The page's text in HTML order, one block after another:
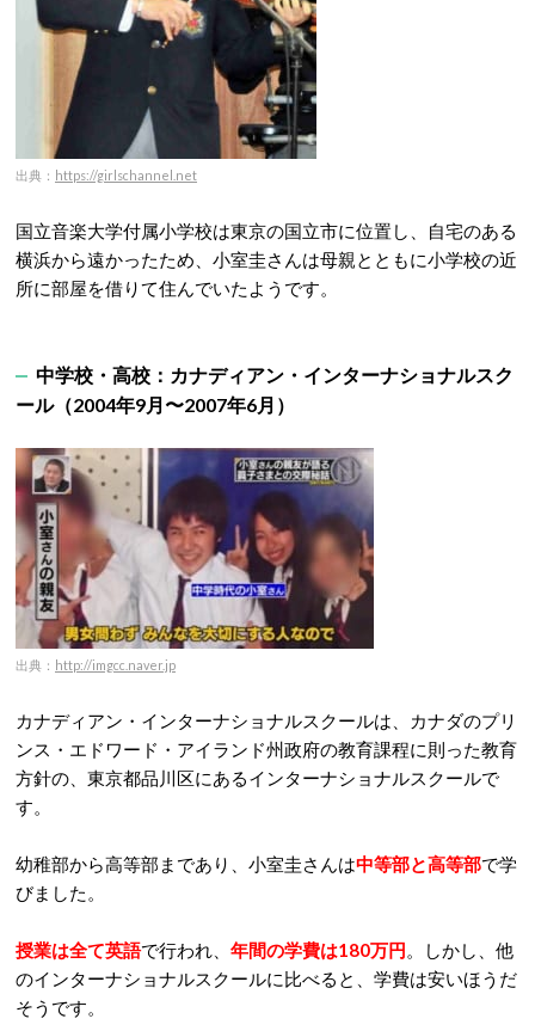
出典： https://girlschannel.net
国立音楽大学付属小学校は東京の国立市に位置し、自宅のある
横浜から遠かったため、小室圭さんは母親とともに小学校の近
所に部屋を借りて住んでいたようです。
中学校・高校：カナディアン・インターナショナルスク
ール（2004年9月〜2007年6月）
出典： http://imgcc.naver.jp
カナディアン・インターナショナルスクールは、カナダのプリ
ンス・エドワード・アイランド州政府の教育課程に則った教育
方針の、東京都品川区にあるインターナショナルスクールで
す。
幼稚部から高等部まであり、小室圭さんは中等部と高等部で学
びました。
授業は全て英語で行われ、 年間の学費は180万円。しかし、他
のインターナショナルスクールに比べると、学費は安いほうだ
そうです。